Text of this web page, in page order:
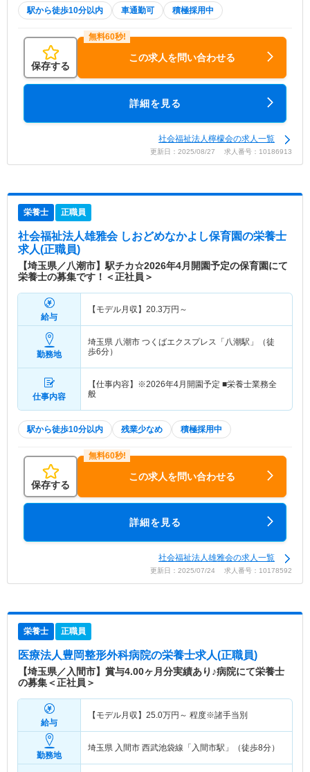
駅から徒歩10分以内 車通勤可 積極採用中
保存する
この求人を問い合わせる
詳細を見る
社会福祉法人檸檬会の求人一覧
更新日：2025/08/27 求人番号：10186913
栄養士 正職員
社会福祉法人雄雅会 しおどめなかよし保育園の栄養士
求人(正職員)
【埼玉県／八潮市】駅チカ☆2026年4月開園予定の保育園にて
栄養士の募集です！＜正社員＞
給与
【モデル月収】 20.3万円～
勤務地
埼玉県 八潮市 つくばエクスプレス「八潮駅」（徒
歩6分）
仕事内容
【仕事内容】※2026年4月開園予定 ■栄養士業務全
般
駅から徒歩10分以内 残業少なめ 積極採用中
保存する
この求人を問い合わせる
詳細を見る
社会福祉法人雄雅会の求人一覧
更新日：2025/07/24 求人番号：10178592
栄養士 正職員
医療法人豊岡整形外科病院の栄養士求人(正職員)
【埼玉県／入間市】賞与4.00ヶ月分実績あり♪病院にて栄養士
の募集＜正社員＞
給与
【モデル月収】 25.0万円～ 程度※諸手当別
勤務地
埼玉県 入間市 西武池袋線「入間市駅」（徒歩8分）